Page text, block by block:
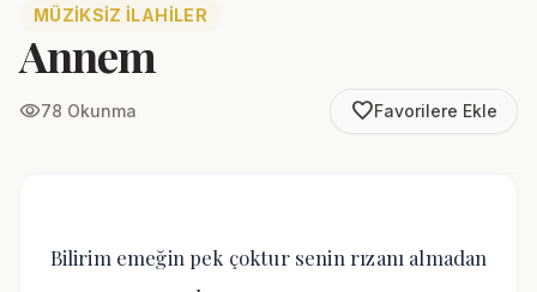
MÜZIKSIZ İLAHILER
Annem
visibility78 Okunma favorite_borderFavorilere Ekle
Bilirim emeğin pek çoktur senin rızanı almadan